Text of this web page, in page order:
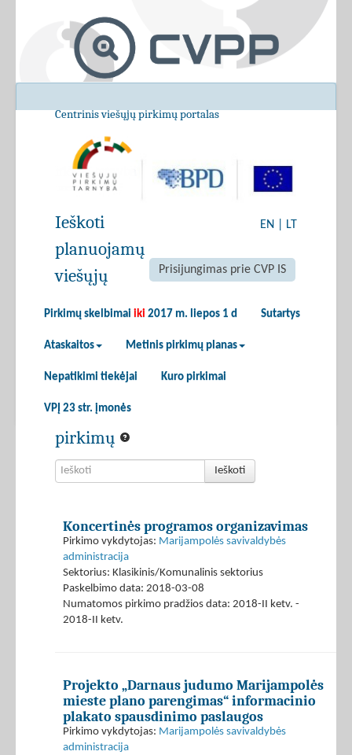
Centrinis viešųjų pirkimų portalas
EN LT
Prisijungimas prie CVP IS
Pirkimų skelbimai iki 2017 m. liepos 1 d Sutartys
Ataskaitos Metinis pirkimų planas
Nepatikimi tiekėjai Kuro pirkimai
VPĮ 23 str. įmonės
Ieškoti
planuojamų
viešųjų
pirkimų
Ieškoti
Koncertinės programos organizavimas
Pirkimo vykdytojas: Marijampolės savivaldybės
administracija
Sektorius: Klasikinis/Komunalinis sektorius
Paskelbimo data: 2018-03-08
Numatomos pirkimo pradžios data: 2018-II ketv. -
2018-II ketv.
Projekto „Darnaus judumo Marijampolės
mieste plano parengimas“ informacinio
plakato spausdinimo paslaugos
Pirkimo vykdytojas: Marijampolės savivaldybės
administracija